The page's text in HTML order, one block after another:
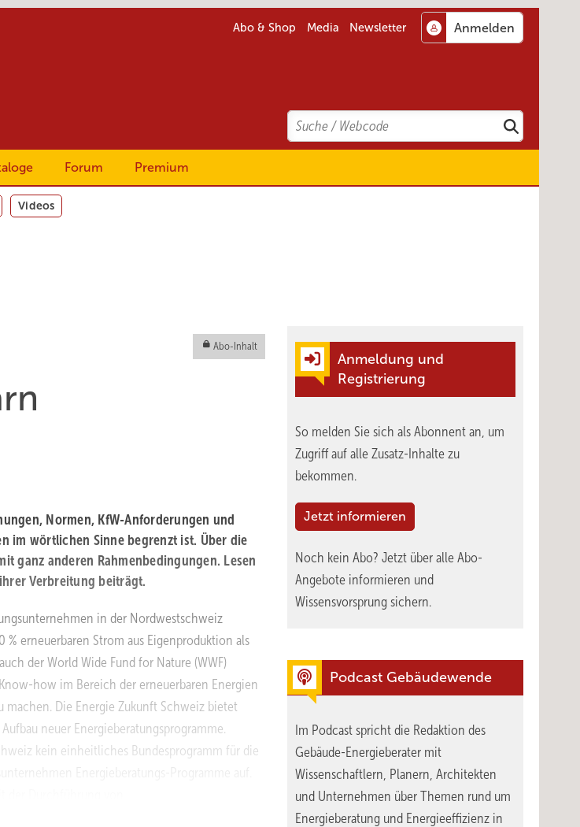
Abo & Shop Media Newsletter
Search
Suchen
Forum Premium
Videos
Abo-Inhalt
Normen, KfW-Anforderungen und
im wörtlichen Sinne begrenzt ist. Über die
ganz anderen Rahmenbedingungen. Lesen
Verbreitung beiträgt.
in der Nordwestschweiz
erneuerbaren Strom aus Eigenproduktion als
der World Wide Fund for Nature (WWF)
how im Bereich der erneuerbaren Energien
Die Energie Zukunft Schweiz bietet
neuer Energieberatungsprogramme.
kein einheitliches Bundesprogramm für die
Anmeldung und
Registrierung
So melden Sie sich als Abonnent an, um
Zugriff auf alle Zusatz-Inhalte zu
bekommen.
Jetzt informieren
Noch kein Abo? Jetzt über alle Abo-
Angebote informieren und
Wissensvorsprung sichern.
Podcast Gebäudewende
Im Podcast spricht die Redaktion des
Gebäude-Energieberater mit
Wissenschaftlern, Planern, Architekten
und Unternehmen über Themen rund um
Energieberatung und Energieeffizienz in